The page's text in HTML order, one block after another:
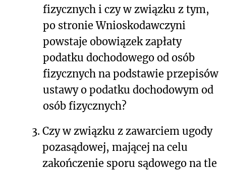
fizycznych i czy w związku z tym,
po stronie Wnioskodawczyni
powstaje obowiązek zapłaty
podatku dochodowego od osób
fizycznych na podstawie przepisów
ustawy o podatku dochodowym od
osób fizycznych?
3. Czy w związku z zawarciem ugody
pozasądowej, mającej na celu
zakończenie sporu sądowego na tle